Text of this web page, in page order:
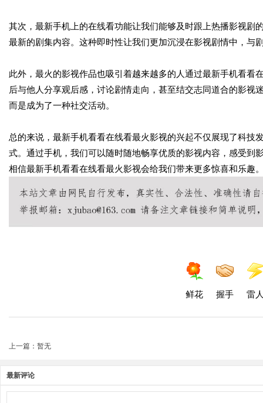
其次，最新手机上的在线看功能让我们能够及时跟上热播影视剧
最新的剧集内容。这种即时性让我们更加沉浸在影视剧情中，与
此外，最火的影视作品也吸引着越来越多的人通过最新手机看
后与他人分享观后感，讨论剧情走向，甚至结交志同道合的影
而是成为了一种社交活动。
总的来说，最新手机看看在线看最火影视的兴起不仅展现了科
式。通过手机，我们可以随时随地畅享优质的影视内容，感受到
相信最新手机看看在线看最火影视会给我们带来更多惊喜和乐趣
鲜花 握手 雷
上一篇：暂无
最新评论